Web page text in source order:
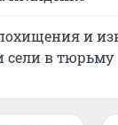
и
сели в тюрьму